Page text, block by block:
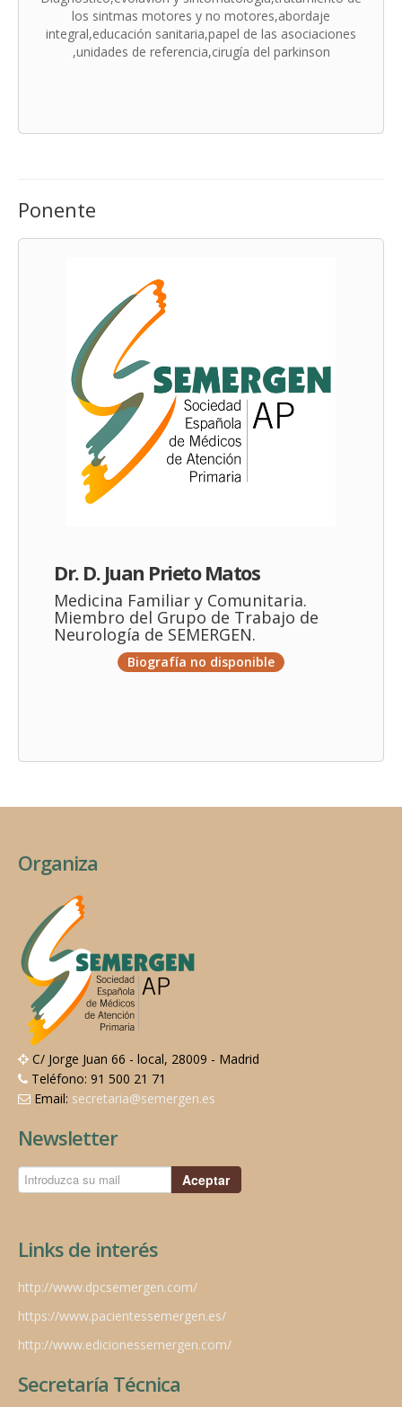
los sintmas motores y no motores,abordaje
integral,educación sanitaria,papel de las asociaciones
,unidades de referencia,cirugía del parkinson
Ponente
Dr. D. Juan Prieto Matos
Medicina Familiar y Comunitaria.
Miembro del Grupo de Trabajo de
Neurología de SEMERGEN.
Biografía no disponible
Organiza
C/ Jorge Juan 66 - local, 28009 - Madrid
Teléfono: 91 500 21 71
Email: secretaria@semergen.es
Newsletter
Aceptar
Links de interés
http://www.dpcsemergen.com/
https://www.pacientessemergen.es/
http://www.edicionessemergen.com/
Secretaría Técnica